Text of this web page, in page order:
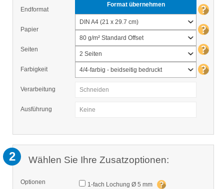
Format übernehmen
Endformat
DIN A4 (21 x 29.7 cm)
Papier
80 g/m² Standard Offset
Seiten
2 Seiten
Farbigkeit 4/4-farbig - beidseitig bedruckt
Verarbeitung Schneiden
Ausführung Keine
2 Wählen Sie Ihre Zusatzoptionen:
Optionen
1-fach Lochung Ø 5 mm